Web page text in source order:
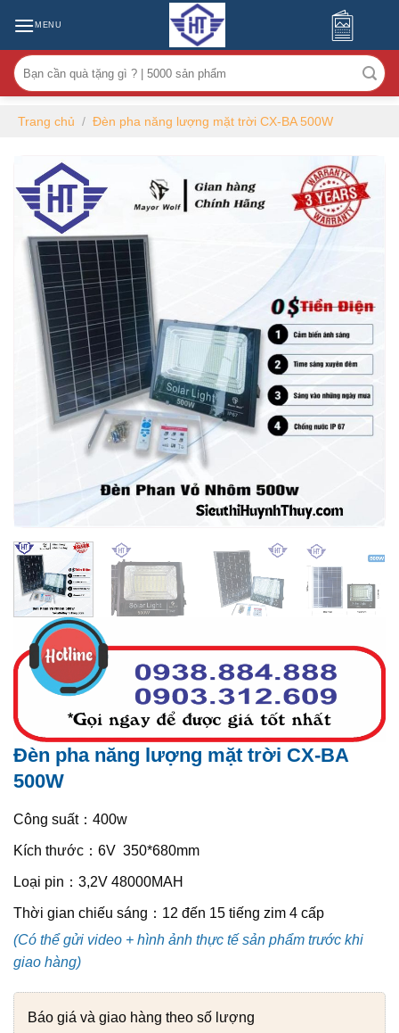
MENU
Tìm
kiếm:
Trang chủ / Đèn pha năng lượng mặt trời CX-BA 500W
Đèn pha năng lượng mặt trời CX-BA
500W
Công suất：400w
Kích thước：6V 350*680mm
Loại pin：3,2V 48000MAH
Thời gian chiếu sáng：12 đến 15 tiếng zim 4 cấp
(Có thể gửi video + hình ảnh thực tế sản phẩm trước khi
giao hàng)
Báo giá và giao hàng theo số lượng